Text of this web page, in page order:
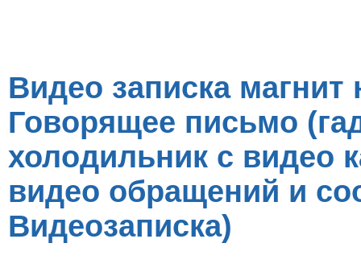
Видео записка магнит
Говорящее письмо
холодильник c видео
видео обращений и
Видеозаписка)